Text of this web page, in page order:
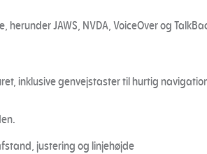
JAWS, NVDA, VoiceOver og
inklusive genvejstaster til hurtig
justering og linjehøjde